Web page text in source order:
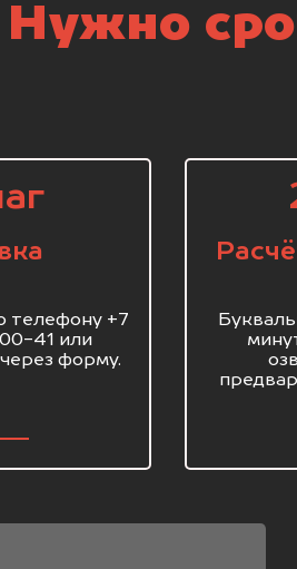
Нужно
телефону +7
41 или
форму.